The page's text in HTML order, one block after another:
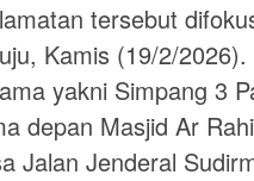
tersebut
Kamis (19/2/
yakni Simpang 3
depan Masjid Ar
Jalan Jenderal